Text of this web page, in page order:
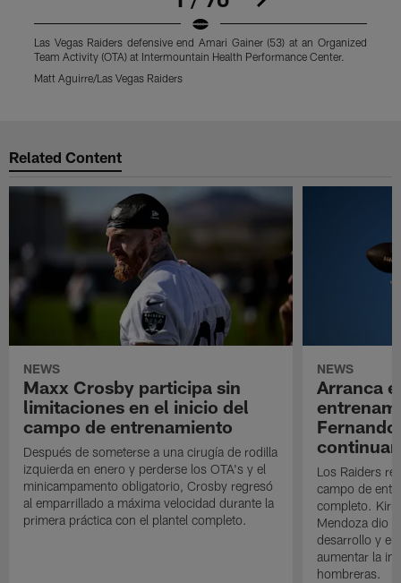
Las Vegas Raiders defensive end Amari Gainer (53) at an Organized
Team Activity (OTA) at Intermountain Health Performance Center.
Matt Aguirre/Las Vegas Raiders
Related Content
NEWS
Maxx Crosby participa sin
limitaciones en el inicio del
campo de entrenamiento
Después de someterse a una cirugía de rodilla
izquierda en enero y perderse los OTA's y el
minicampamento obligatorio, Crosby regresó
al emparrillado a máxima velocidad durante la
primera práctica con el plantel completo.
NEWS
Arranca
Los Raiders
campo de
completo. Kirk
Mendoza dio
desarrollo y el
aumentar la
hombreras.